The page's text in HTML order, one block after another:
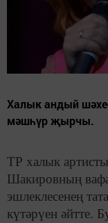
Халык андый
мәшһүр җырчы.
ТР халык
Шакировның
эшлеклесенең
күтәрүен әйтте.